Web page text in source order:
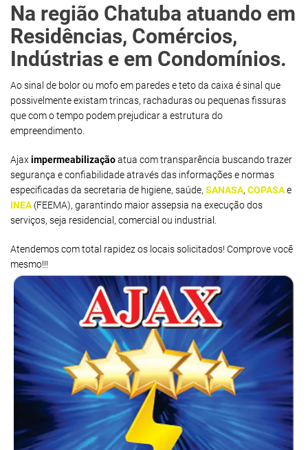
Na região Chatuba atuando em
Residências, Comércios,
Indústrias e em Condomínios.
Ao sinal de bolor ou mofo em paredes e teto da caixa é sinal que
possivelmente existam trincas, rachaduras ou pequenas fissuras
que com o tempo podem prejudicar a estrutura do
empreendimento.
Ajaximpermeabilizaçãoatua com transparência buscando trazer
segurança e confiabilidade através das informações e normas
especificadas da secretaria de higiene, saúde, SANASA, COPASAe
INEA (FEEMA), garantindo maior assepsia na execução dos
serviços, seja residencial, comercial ou industrial.
Atendemos com total rapidez os locais solicitados! Comprove você
mesmo!!!